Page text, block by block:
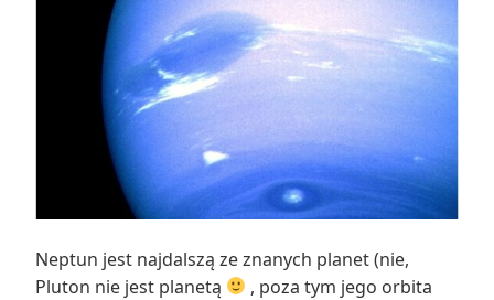
Neptun jest najdalszą ze znanych planet (nie,
Pluton nie jest planetą
, poza tym jego orbita